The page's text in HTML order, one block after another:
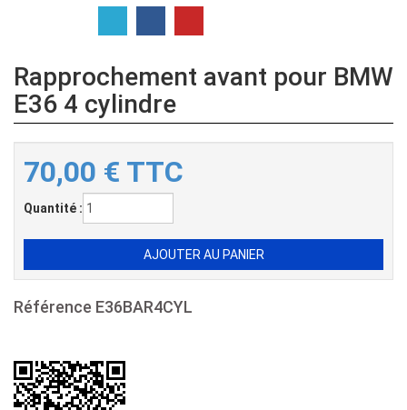
Rapprochement avant pour BMW
E36 4 cylindre
70,00 € TTC
Quantité :
Référence E36BAR4CYL